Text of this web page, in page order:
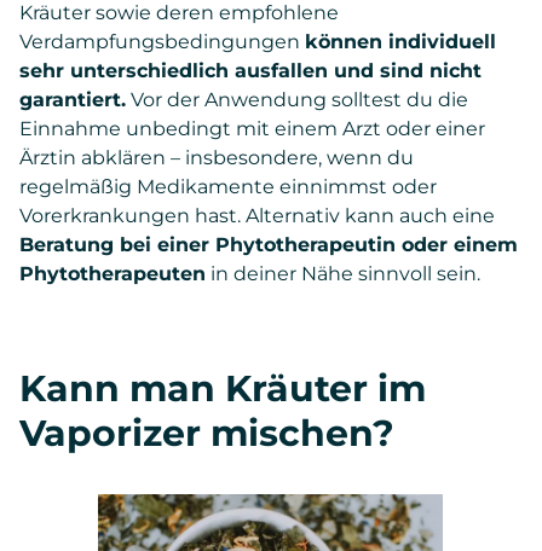
Kräuter sowie deren empfohlene
Verdampfungsbedingungen können individuell
sehr unterschiedlich ausfallen und sind nicht
garantiert. Vor der Anwendung solltest du die
Einnahme unbedingt mit einem Arzt oder einer
Ärztin abklären – insbesondere, wenn du
regelmäßig Medikamente einnimmst oder
Vorerkrankungen hast. Alternativ kann auch eine
Beratung bei einer Phytotherapeutin oder einem
Phytotherapeuten in deiner Nähe sinnvoll sein.
Kann man Kräuter im
Vaporizer mischen?